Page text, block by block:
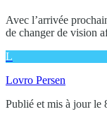
Avec l’arrivée
de changer de vision
L
Lovro Persen
Publié et mis à jour le